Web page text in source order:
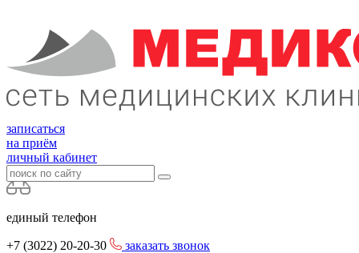
записаться
на приём
личный кабинет
единый телефон
+7 (3022) 20-20-30 заказать звонок